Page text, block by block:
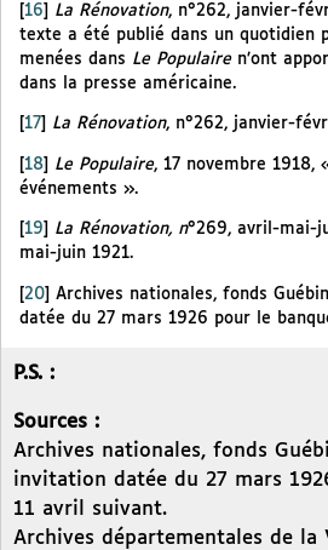
[16] La Rénovation, n°262, janvier-
texte a été publié dans un quotidien
menées dans Le Populaire n’ont
dans la presse américaine.
17 La Rénovation, n°262, janvier-
[18] Le Populaire, 17 novembre 1918,
événements ».
19 La Rénovation, n°269, avril-mai-
mai-juin 1921.
20
Archives nationales, fonds
datée du 27 mars 1926 pour le
P.S. :
Sources :
Archives nationales, fonds
invitation datée du 27 mars
11 avril suivant.
Archives départementales de